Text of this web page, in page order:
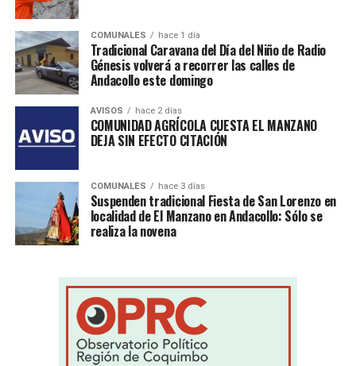
COMUNALES hace 1 día
Tradicional Caravana del Día del Niño de Radio
Génesis volverá a recorrer las calles de
Andacollo este domingo
AVISOS hace 2 días
COMUNIDAD AGRÍCOLA CUESTA EL MANZANO
DEJA SIN EFECTO CITACIÓN
COMUNALES hace 3 días
Suspenden tradicional Fiesta de San Lorenzo en
localidad de El Manzano en Andacollo: Sólo se
realiza la novena